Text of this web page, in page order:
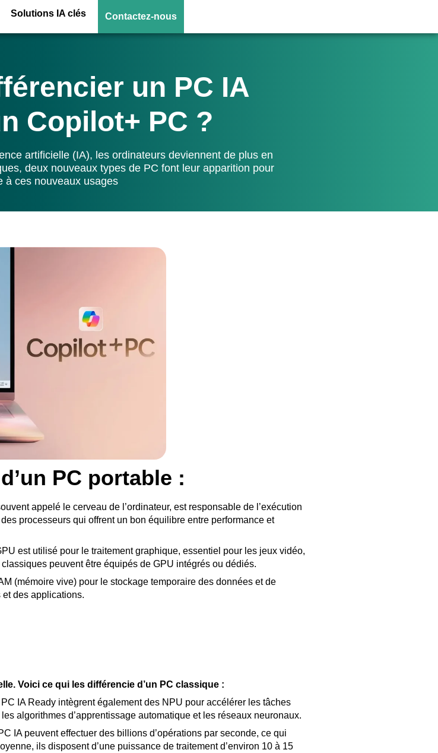
Solutions IA clés Contactez-nous
un PC IA
Copilot+ PC ?
artificielle (IA), les ordinateurs deviennent de plus en
deux nouveaux types de PC font leur apparition pour
à ces nouveaux usages
PC portable :
appelé le cerveau de l’ordinateur, est responsable de l’exécution
processeurs qui offrent un bon équilibre entre performance et
est utilisé pour le traitement graphique, essentiel pour les jeux vidéo,
peuvent être équipés de GPU intégrés ou dédiés.
(mémoire vive) pour le stockage temporaire des données et de
des applications.
Voici ce qui les différencie d’un PC classique :
IA Ready intègrent également des NPU pour accélérer les tâches
algorithmes d’apprentissage automatique et les réseaux neuronaux.
IA peuvent effectuer des billions d’opérations par seconde, ce qui
ils disposent d’une puissance de traitement d’environ 10 à 15